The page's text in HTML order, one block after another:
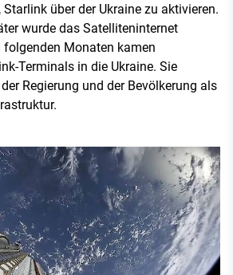
über der Ukraine zu aktivieren.
wurde das Satelliteninternet
folgenden Monaten kamen
Terminals in die Ukraine. Sie
Regierung und der Bevölkerung als